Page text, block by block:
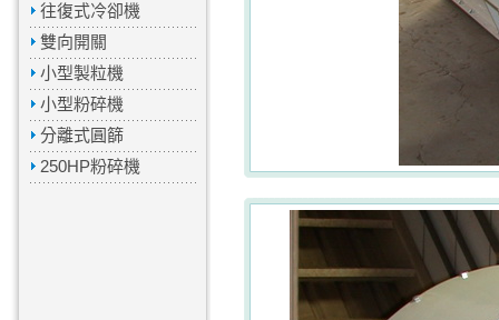
往復式冷卻機
雙向開關
小型製粒機
小型粉碎機
分離式圓篩
250HP粉碎機